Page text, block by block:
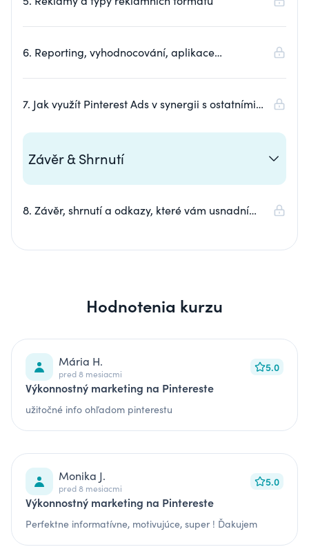
6. Reporting, vyhodnocování, aplikace
7. Jak využít Pinterest Ads v synergii s ostatními
Google Search Console
Závěr & Shrnutí
8. Závěr, shrnutí a odkazy, které vám usnadní
Hodnotenia kurzu
Mária H.
pred 8 mesiacmi 5.0
Výkonnostný marketing na Pintereste
užitočné info ohľadom pinterestu
Monika J.
pred 8 mesiacmi 5.0
Výkonnostný marketing na Pintereste
Perfektne informatívne, motivujúce, super ! Ďakujem